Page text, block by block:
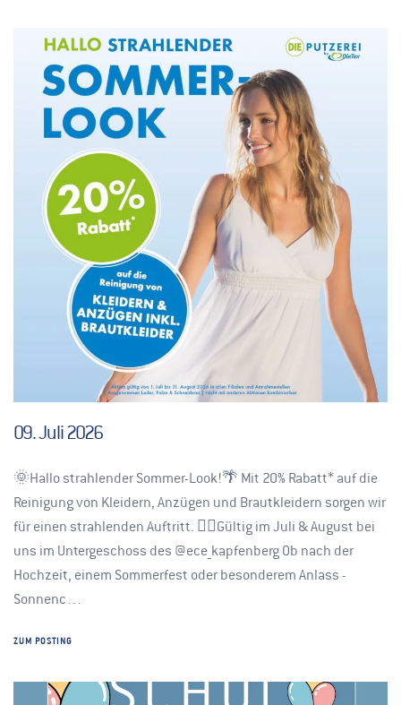
09. Juli 2026
🌞Hallo strahlender Sommer-Look!🌴 Mit 20% Rabatt* auf die
Reinigung von Kleidern, Anzügen und Brautkleidern sorgen wir
für einen strahlenden Auftritt. 👉🏽Gültig im Juli & August bei
uns im Untergeschoss des @ece_kapfenberg Ob nach der
Hochzeit, einem Sommerfest oder besonderem Anlass -
Sonnenc…
ZUM POSTING